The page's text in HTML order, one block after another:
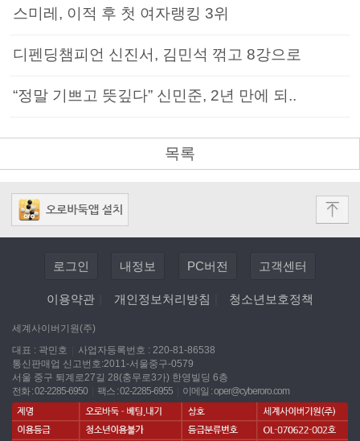
스미레, 이적 후 첫 여자랭킹 3위
디펜딩챔피언 신진서, 김민석 꺾고 8강으로
“정말 기쁘고 뜻깊다” 신민준, 2년 만에 되..
목록
로그인 내정보 PC버전 고객센터
이용약관 개인정보처리방침 청소년보호정책
세계사이버기원(주)
대표 : 곽민호
사업자등록번호 : 220-81-86538
통신판매업 신고번호:2011-서울중구-0579
서울 중구 퇴계로27길 28(충무로3가) 한영빌딩 6층
전화 : 02-2285-6950
팩스 : 02-2285-6955 이메일 :oper@cyberoro.com